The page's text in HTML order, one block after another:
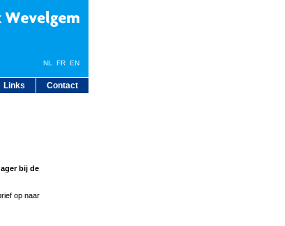
Links Contact
NL FR EN
bij de
op naar